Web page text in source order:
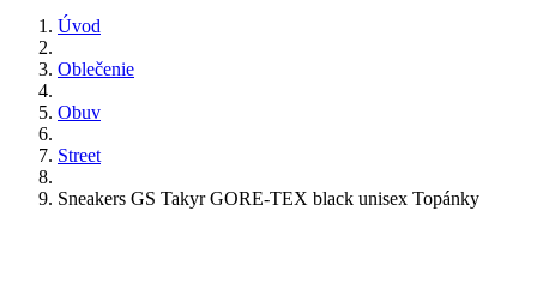
Úvod
Oblečenie
Obuv
Street
Sneakers GS Takyr GORE-TEX black unisex Topánky